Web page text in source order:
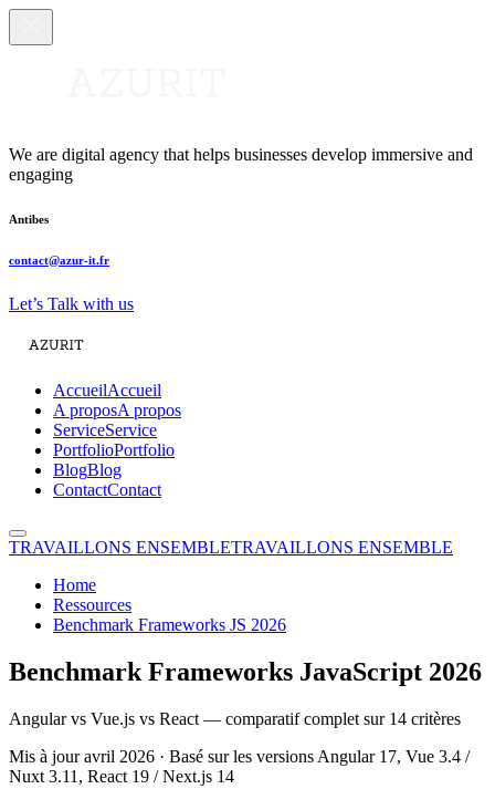
We are digital agency that helps businesses develop immersive and
engaging
Antibes
contact@azur-it.fr
Let’s Talk with us
AccueilAccueil
A proposA propos
ServiceService
PortfolioPortfolio
BlogBlog
ContactContact
TRAVAILLONS ENSEMBLETRAVAILLONS ENSEMBLE
Home
Ressources
Benchmark Frameworks JS 2026
Benchmark Frameworks JavaScript 2026
Angular vs Vue.js vs React — comparatif complet sur 14 critères
Mis à jour avril 2026 · Basé sur les versions Angular 17, Vue 3.4 /
Nuxt 3.11, React 19 / Next.js 14